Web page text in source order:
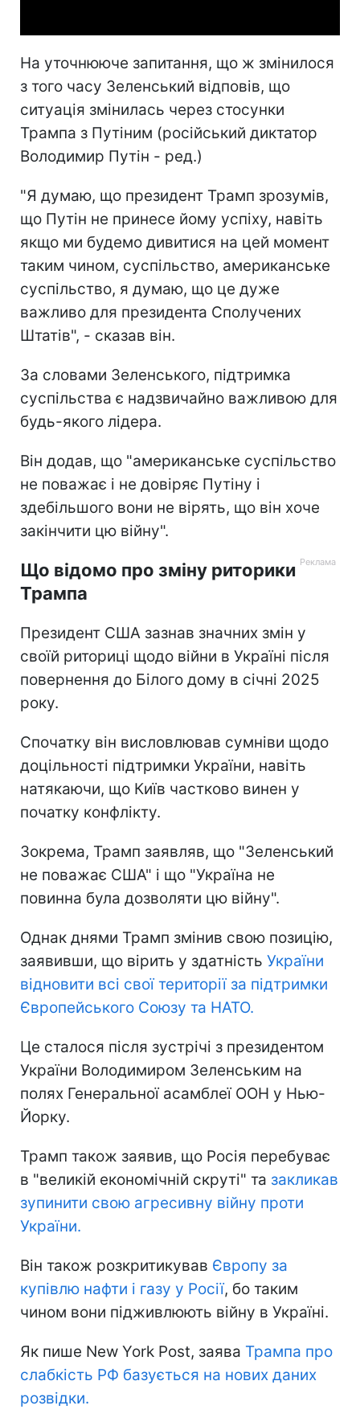
На уточнююче запитання, що ж змінилося
з того часу Зеленський відповів, що
ситуація змінилась через стосунки
Трампа з Путіним (російський диктатор
Володимир Путін - ред.)
"Я думаю, що президент Трамп зрозумів,
що Путін не принесе йому успіху, навіть
якщо ми будемо дивитися на цей момент
таким чином, суспільство, американське
суспільство, я думаю, що це дуже
важливо для президента Сполучених
Штатів", - сказав він.
За словами Зеленського, підтримка
суспільства є надзвичайно важливою для
будь-якого лідера.
Він додав, що "американське суспільство
не поважає і не довіряє Путіну і
здебільшого вони не вірять, що він хоче
закінчити цю війну".
Що відомо про зміну риторики
Трампа
Президент США зазнав значних змін у
своїй риториці щодо війни в Україні після
повернення до Білого дому в січні 2025
року.
Спочатку він висловлював сумніви щодо
доцільності підтримки України, навіть
натякаючи, що Київ частково винен у
початку конфлікту.
Зокрема, Трамп заявляв, що "Зеленський
не поважає США" і що "Україна не
повинна була дозволяти цю війну".
Однак днями Трамп змінив свою позицію,
заявивши, що вірить у здатність України
відновити всі свої території за підтримки
Європейського Союзу та НАТО.
Це сталося після зустрічі з президентом
України Володимиром Зеленським на
полях Генеральної асамблеї ООН у Нью-
Йорку.
Трамп також заявив, що Росія перебуває
в "великій економічній скруті" та закликав
зупинити свою агресивну війну проти
України.
Він також розкритикував Європу за
купівлю нафти і газу у Росії, бо таким
чином вони підживлюють війну в Україні.
Як пише New York Post, заява Трампа про
слабкість РФ базується на нових даних
розвідки.